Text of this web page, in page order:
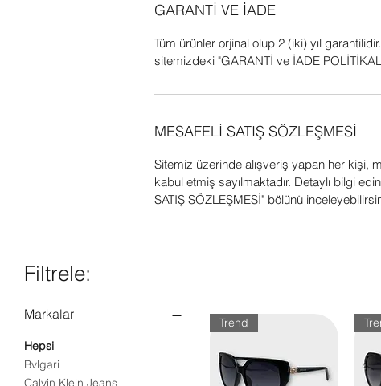
GARANTİ VE İADE
Tüm ürünler orjinal olup 2 (iki) yıl
sitemizdeki "GARANTİ ve İADE
MESAFELİ SATIŞ SÖZLEŞMESİ
Sitemiz üzerinde alışveriş yapan her kişi,
kabul etmiş sayılmaktadır. Detaylı bilgi
SATIŞ SÖZLEŞMESİ" bölünü
Filtrele:
Markalar
Hepsi
Bvlgari
Calvin Klein Jeans
Trend